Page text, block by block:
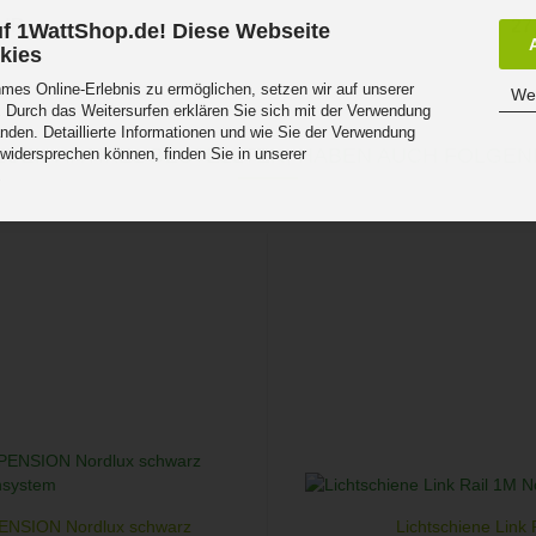
1WattShop.de! Diese Webseite
Online-Erlebnis zu ermöglichen, setzen wir auf unserer
das Weitersurfen erklären Sie sich mit der Verwendung
Detaillierte Informationen und wie Sie der Verwendung
können, finden Sie in unserer
ARTIKEL BESTELLTEN, HABEN AUCH
Nordlux schwarz
Lichtschiene Link